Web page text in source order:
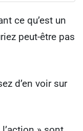
ce qu’est un
peut-être pas
d’en voir sur